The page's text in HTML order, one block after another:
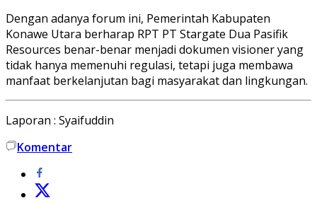
Dengan adanya forum ini, Pemerintah Kabupaten
Konawe Utara berharap RPT PT Stargate Dua Pasifik
Resources benar-benar menjadi dokumen visioner yang
tidak hanya memenuhi regulasi, tetapi juga membawa
manfaat berkelanjutan bagi masyarakat dan lingkungan.
Laporan : Syaifuddin
Komentar